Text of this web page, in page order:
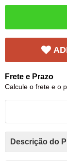
Frete e Prazo
Calcule o frete e o
Descrição do